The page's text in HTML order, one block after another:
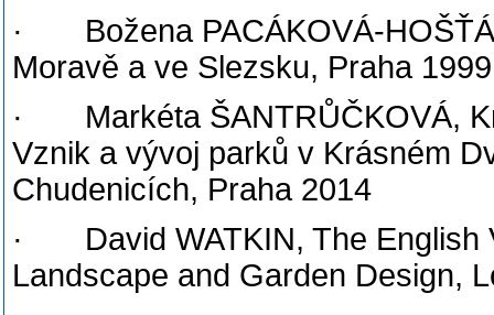
· Božena PACÁKOVÁ-
Moravě a ve Slezsku, Praha 1999
· Markéta ŠANTRŮČKOVÁ,
Vznik a vývoj parků v Krásném
Chudenicích, Praha 2014
· David WATKIN, The English
Landscape and Garden Design,